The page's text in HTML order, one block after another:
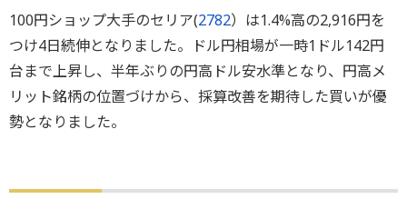
100円ショップ大手のセリア(2782）は1.4%高の2,916円を
つけ4日続伸となりました。ドル円相場が一時1ドル142円
台まで上昇し、半年ぶりの円高ドル安水準となり、円高メ
リット銘柄の位置づけから、採算改善を期待した買いが優
勢となりました。